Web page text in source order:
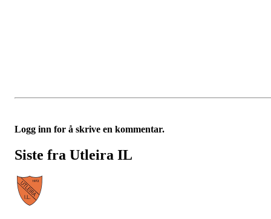
Logg inn for å skrive en kommentar.
Siste fra Utleira IL